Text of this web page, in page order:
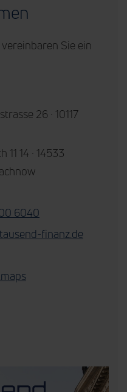
Sie ein
26 · 10117
11 14 · 14533
6040
finanz.de